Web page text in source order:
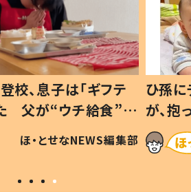
校、息子は「ギフテ
た 父が“ウチ給食”を
理由とは #令和の親
ほ・とせなNEWS編集部
ひ孫
が、
「涙が
い」